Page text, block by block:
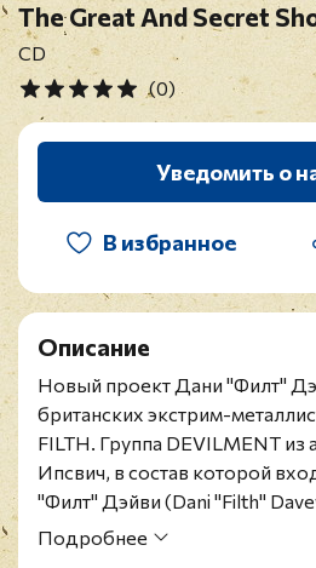
The Great And Secret
CD
(0)
Уведомить о
В избранное
Описание
Новый проект Дани "Филт"
британских экстрим-
FILTH. Группа DEVILMENT из
Ипсвич, в состав которой
"Филт" Дэйви (Dani "Filth"
экстрим-металлистов
Подробнее